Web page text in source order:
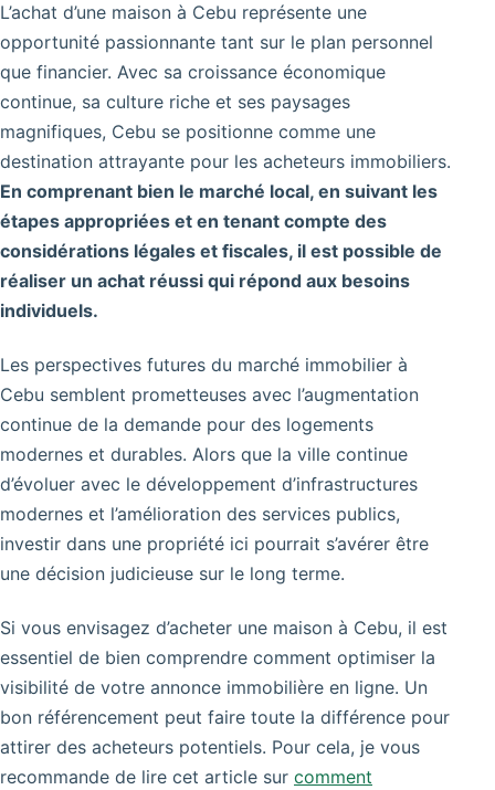
L’achat d’une maison à Cebu représente une
opportunité passionnante tant sur le plan personnel
que financier. Avec sa croissance économique
continue, sa culture riche et ses paysages
magnifiques, Cebu se positionne comme une
destination attrayante pour les acheteurs immobiliers.
En comprenant bien le marché local, en suivant les
étapes appropriées et en tenant compte des
considérations légales et fiscales, il est possible de
réaliser un achat réussi qui répond aux besoins
individuels.
Les perspectives futures du marché immobilier à
Cebu semblent prometteuses avec l’augmentation
continue de la demande pour des logements
modernes et durables. Alors que la ville continue
d’évoluer avec le développement d’infrastructures
modernes et l’amélioration des services publics,
investir dans une propriété ici pourrait s’avérer être
une décision judicieuse sur le long terme.
Si vous envisagez d’acheter une maison à Cebu, il est
essentiel de bien comprendre comment optimiser la
visibilité de votre annonce immobilière en ligne. Un
bon référencement peut faire toute la différence pour
attirer des acheteurs potentiels. Pour cela, je vous
recommande de lire cet article sur comment